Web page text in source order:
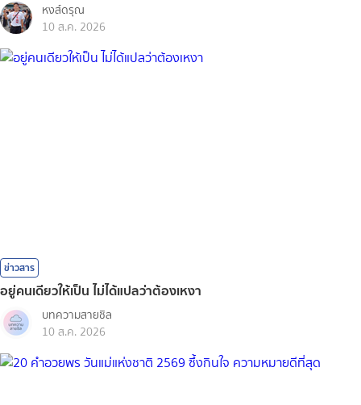
หงส์ดรุณ
10 ส.ค. 2026
ข่าวสาร
อยู่คนเดียวให้เป็น ไม่ได้แปลว่าต้องเหงา
บทความสายชิล
10 ส.ค. 2026